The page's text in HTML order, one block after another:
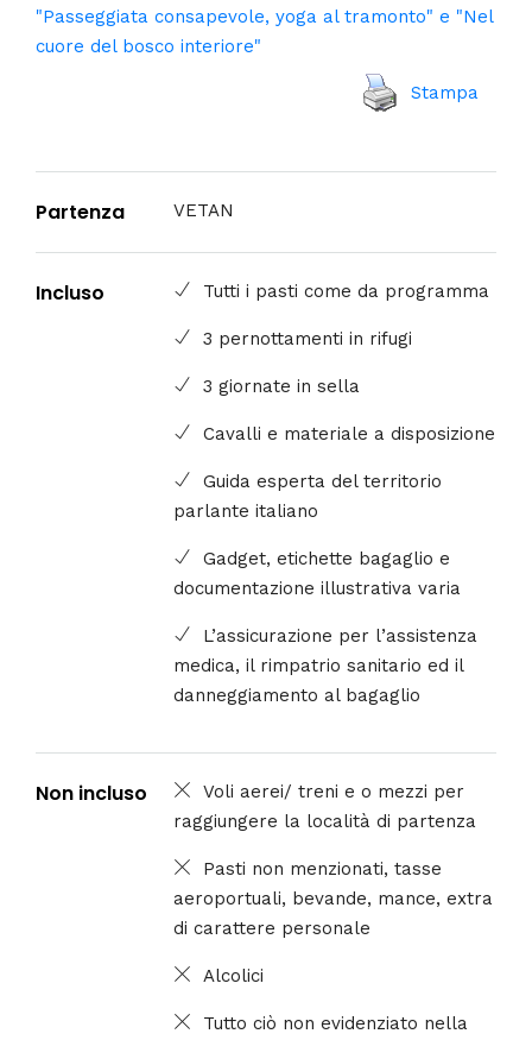
"Passeggiata consapevole, yoga al tramonto" e "Nel
cuore del bosco interiore"
Stampa
Partenza VETAN
Incluso Tutti i pasti come da programma
3 pernottamenti in rifugi
3 giornate in sella
Cavalli e materiale a disposizione
Guida esperta del territorio
parlante italiano
Gadget, etichette bagaglio e
documentazione illustrativa varia
L’assicurazione per l’assistenza
medica, il rimpatrio sanitario ed il
danneggiamento al bagaglio
Non incluso
Voli aerei/ treni e o mezzi per
raggiungere la località di partenza
Pasti non menzionati, tasse
aeroportuali, bevande, mance, extra
di carattere personale
Alcolici
Tutto ciò non evidenziato nella